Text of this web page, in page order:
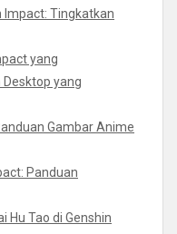
Impact: Tingkatkan
yang
yang
Gambar Anime
Panduan
Hu Tao di Genshin